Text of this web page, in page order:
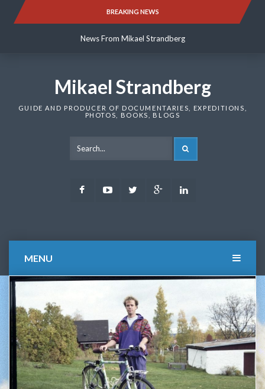
BREAKING NEWS
News From Mikael Strandberg
News From Mikael Strandberg
Mikael Strandberg
GUIDE AND PRODUCER OF DOCUMENTARIES, EXPEDITIONS,
PHOTOS, BOOKS, BLOGS
FacebookYoutubeTwitter Google
MENU